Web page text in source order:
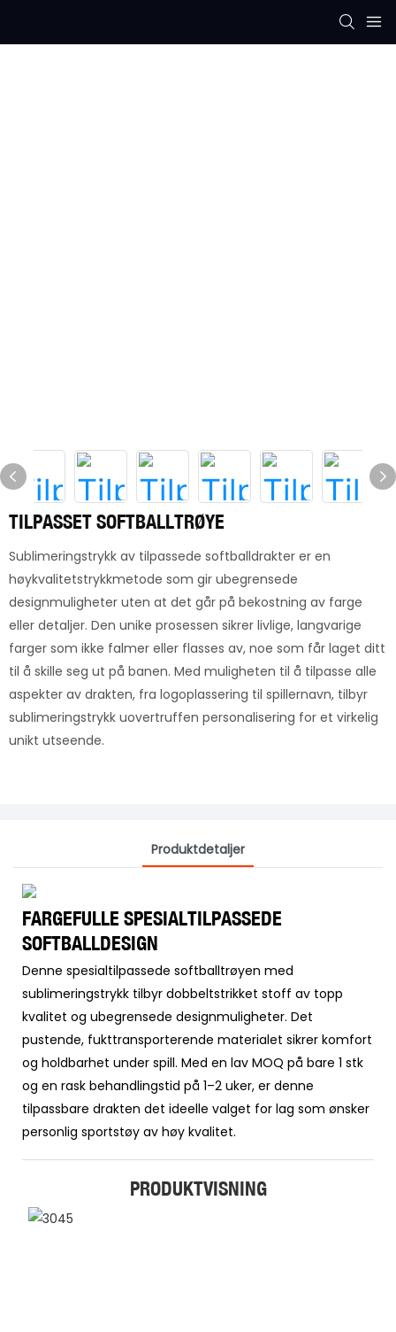
TILPASSET SOFTBALLTRØYE
Sublimeringstrykk av tilpassede softballdrakter er en
høykvalitetstrykkmetode som gir ubegrensede
designmuligheter uten at det går på bekostning av farge
eller detaljer. Den unike prosessen sikrer livlige, langvarige
farger som ikke falmer eller flasses av, noe som får laget ditt
til å skille seg ut på banen. Med muligheten til å tilpasse alle
aspekter av drakten, fra logoplassering til spillernavn, tilbyr
sublimeringstrykk uovertruffen personalisering for et virkelig
unikt utseende.
Produktdetaljer
FARGEFULLE SPESIALTILPASSEDE
SOFTBALLDESIGN
Denne spesialtilpassede softballtrøyen med
sublimeringstrykk tilbyr dobbeltstrikket stoff av topp
kvalitet og ubegrensede designmuligheter. Det
pustende, fukttransporterende materialet sikrer komfort
og holdbarhet under spill. Med en lav MOQ på bare 1 stk
og en rask behandlingstid på 1–2 uker, er denne
tilpassbare drakten det ideelle valget for lag som ønsker
personlig sportstøy av høy kvalitet.
PRODUKTVISNING